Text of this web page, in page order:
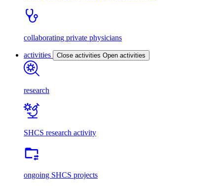
collaborating private physicians
activities Close activities Open activities
research
SHCS research activity
ongoing SHCS projects